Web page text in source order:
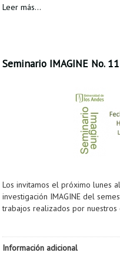
Leer más...
Seminario IMAGINE No. 11
Los invitamos el próximo lunes
investigación IMAGINE del
trabajos realizados por nuestros
Información adicional